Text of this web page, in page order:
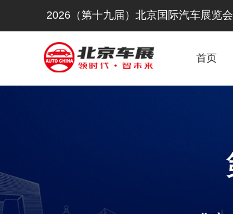
2026（第十九届）北京国际汽车展览会
首页